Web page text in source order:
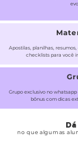
Apostilas, planilhas,
checklists para você
Grupo exclusivo no
bônus com dicas
no que algumas